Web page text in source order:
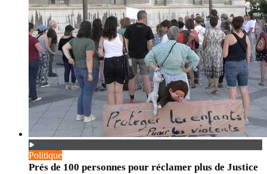
Politique
Prés de 100 personnes pour réclamer plus de Justice